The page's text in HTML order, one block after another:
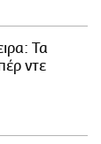
Τα
ντε